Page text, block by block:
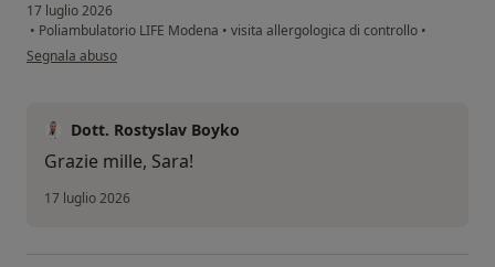
17 luglio 2026
• Poliambulatorio LIFE Modena • visita allergologica di controllo •
secondo l'opinione dell'utente Sara
Segnala abuso
Dott. Rostyslav Boyko
Grazie mille, Sara!
17 luglio 2026